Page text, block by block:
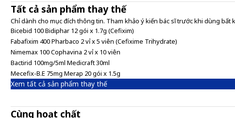
Tất cả sản phẩm thay thế
Chỉ dành cho mục đích thông tin. Tham khảo ý kiến bác sĩ trước khi dùng bất
Bicebid 100 Bidiphar 12 gói x 1.7g (Cefixim)
Fabafixim 400 Pharbaco 2 vỉ x 5 viên (Cefixime Trihydrate)
Nimemax 100 Cophavina 2 vỉ x 10 viên
Bactirid 100mg/5ml Medicraft 30ml
Mecefix-B.E 75mg Merap 20 gói x 1.5g
Xem tất cả sản phẩm thay thế
Cùng hoạt chất